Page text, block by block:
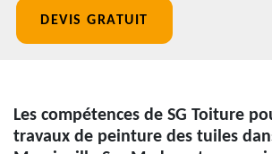
DEVIS GRATUIT
Les compétences de SG Toiture
travaux de peinture des tuiles